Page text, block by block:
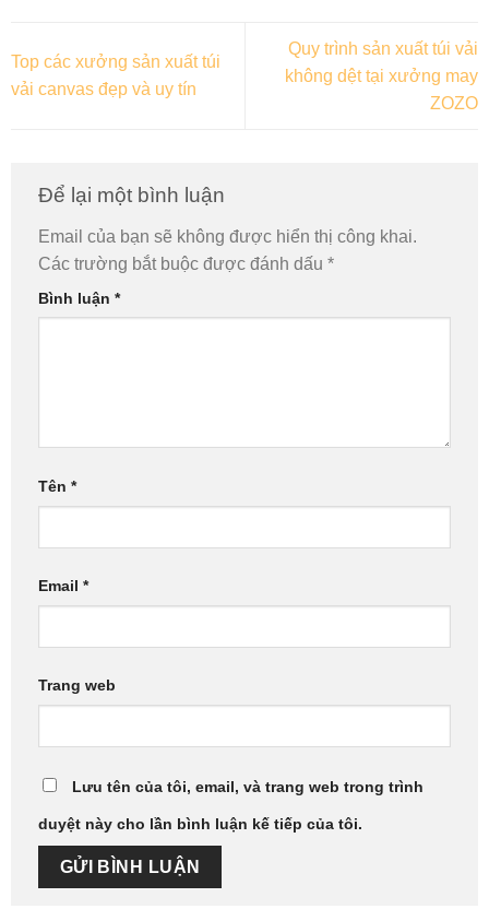
Top các xưởng sản xuất túi
vải canvas đẹp và uy tín
Quy trình sản xuất túi vải
không dệt tại xưởng may
ZOZO
Để lại một bình luận
Email của bạn sẽ không được hiển thị công khai.
Các trường bắt buộc được đánh dấu *
Bình luận *
Tên *
Email *
Trang web
Lưu tên của tôi, email, và trang web trong trình
duyệt này cho lần bình luận kế tiếp của tôi.